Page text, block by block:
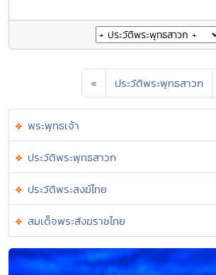
« ประวัติพระพุทธสาวก
พระพุทธเจ้า
ประวัติพระพุทธสาวก
ประวัติพระสงฆ์ไทย
สมเด็จพระสังฆราชไทย